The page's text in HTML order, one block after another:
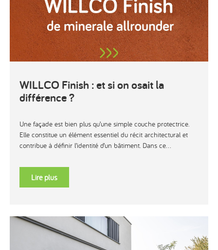
WILLCO Finish : et si on osait la
différence ?
Une façade est bien plus qu’une simple couche protectrice.
Elle constitue un élément essentiel du récit architectural et
contribue à définir l’identité d’un bâtiment. Dans ce...
Lire plus